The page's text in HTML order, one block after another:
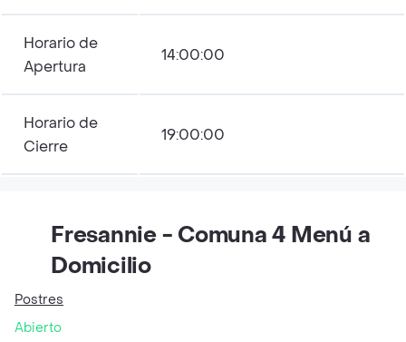
Horario de
Apertura
14:00:00
Horario de
Cierre
19:00:00
Fresannie - Comuna 4 Menú a
Domicilio
Postres
Abierto